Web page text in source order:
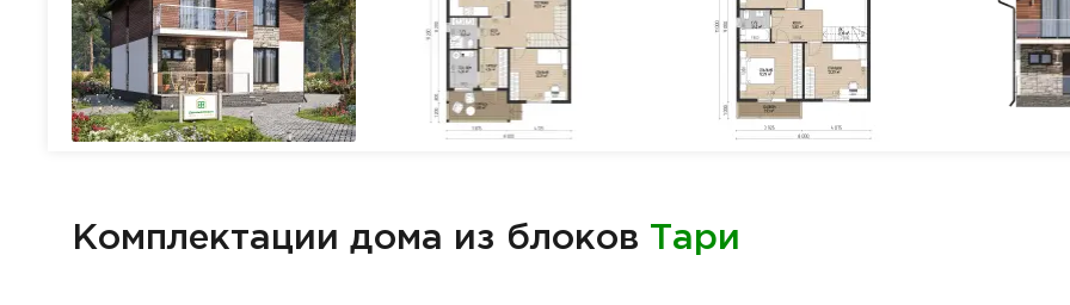
Комплектации дома из блоков Тари